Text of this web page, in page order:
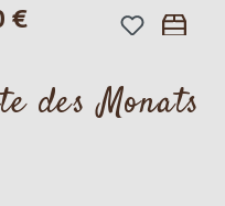
Preis:
€
des Monats